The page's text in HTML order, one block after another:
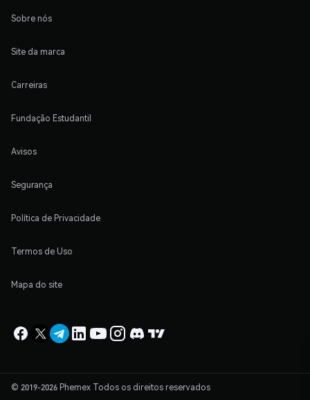
Sobre nós
Site da marca
Carreiras
Fundação Estudantil
Avisos
Segurança
Política de Privacidade
Termos de Uso
Mapa do site
© 2019-2026 Phemex Todos os direitos reservados